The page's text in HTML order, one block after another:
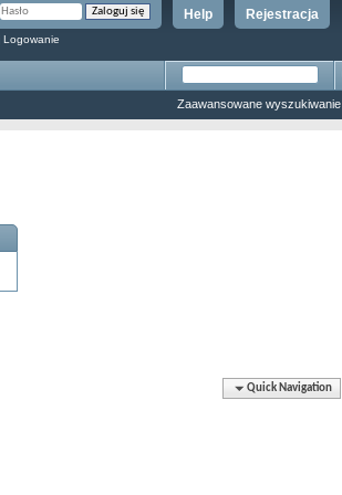
Rejestracja
Help
Logowanie
Zaawansowane wyszukiwanie
Quick Navigation